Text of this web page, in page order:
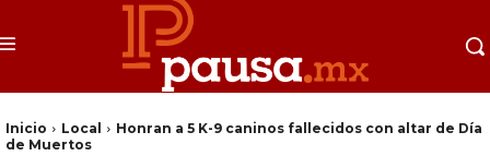
Inicio Local
Honran a 5 K-9 caninos fallecidos con altar de Día
de Muertos